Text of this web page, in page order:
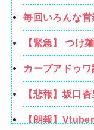
ど、嫁が子供
かないけど強
れない。嫁の
毎回いろんな
業者「うちで
れ！」私「い
【緊急】 つけ麺
カープアドゥ
新井監督「そ
会】
【悲報】坂口
ｗｗ
【朗報】